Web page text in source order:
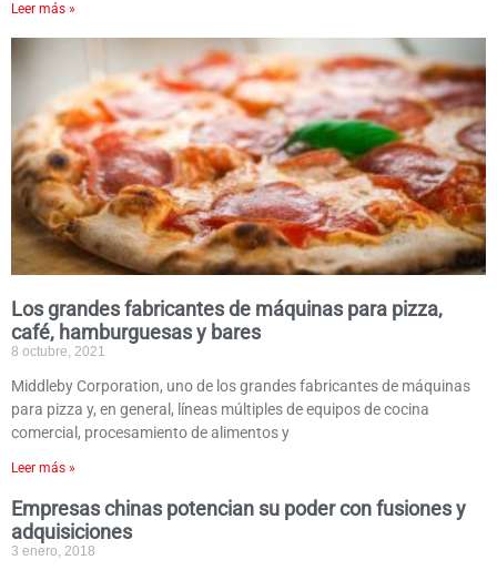
Leer más »
Los grandes fabricantes de máquinas para pizza,
café, hamburguesas y bares
8 octubre, 2021
Middleby Corporation, uno de los grandes fabricantes de máquinas
para pizza y, en general, líneas múltiples de equipos de cocina
comercial, procesamiento de alimentos y
Leer más »
Empresas chinas potencian su poder con fusiones y
adquisiciones
3 enero, 2018